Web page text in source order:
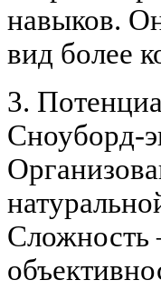
навыков.
вид более
3.
Сноуборд-
Сложность